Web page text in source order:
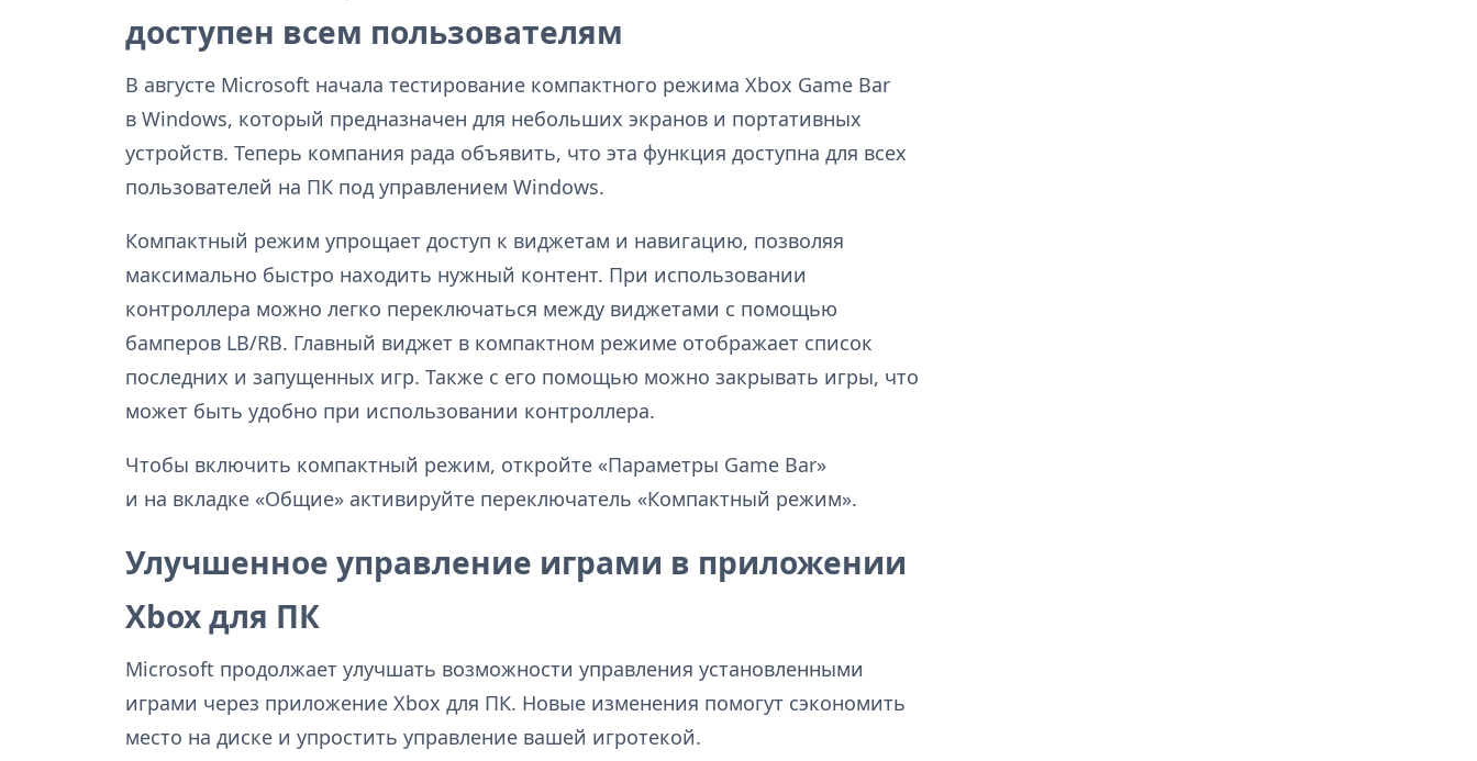
доступен всем пользователям
В августе Microsoft начала тестирование компактного режима Xbox Game Bar
в Windows, который предназначен для небольших экранов и портативных
устройств. Теперь компания рада объявить, что эта функция доступна для всех
пользователей на ПК под управлением Windows.
Компактный режим упрощает доступ к виджетам и навигацию, позволяя
максимально быстро находить нужный контент. При использовании
контроллера можно легко переключаться между виджетами с помощью
бамперов LB/RB. Главный виджет в компактном режиме отображает список
последних и запущенных игр. Также с его помощью можно закрывать игры, что
может быть удобно при использовании контроллера.
Чтобы включить компактный режим, откройте «Параметры Game Bar»
и на вкладке «Общие» активируйте переключатель «Компактный режим».
Улучшенное управление играми в приложении
Xbox для ПК
Microsoft продолжает улучшать возможности управления установленными
играми через приложение Xbox для ПК. Новые изменения помогут сэкономить
место на диске и упростить управление вашей игротекой.